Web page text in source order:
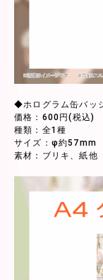
◆ホログラム缶バッ
価格：600円(税込)
種類：全1種
サイズ：φ約57mm
素材：ブリキ、紙他